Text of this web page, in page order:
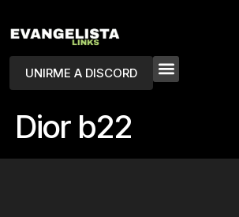
UNIRME A DISCORD
Dior b22